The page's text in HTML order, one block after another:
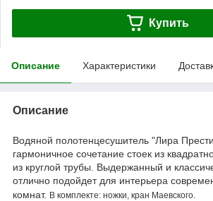
Купить
Описание Характеристики
Описание
Водяной полотенцесушитель "Лира
гармоничное сочетание стоек из
из круглой трубы. Выдержанный и
отлично подойдет для интерьера
комнат. В комплекте: ножки, кран Маевского.